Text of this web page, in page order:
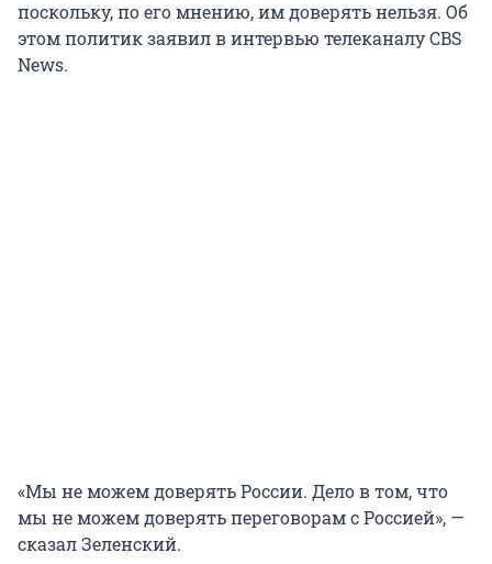
поскольку, по его мнению, им доверять нельзя. Об
этом политик заявил в интервью телеканалу CBS
News.
«Мы не можем доверять России. Дело в том, что
мы не можем доверять переговорам с Россией», —
сказал Зеленский.